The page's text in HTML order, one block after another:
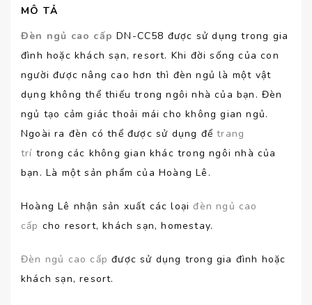
MÔ TẢ
Đèn ngủ cao cấp DN-CC58 được sử dụng trong gia
đình hoặc khách sạn, resort. Khi đời sống của con
người được nâng cao hơn thì đèn ngủ là một vật
dụng không thể thiếu trong ngôi nhà của bạn. Đèn
ngủ tạo cảm giác thoải mái cho không gian ngủ.
Ngoài ra đèn có thể được sử dụng đểtrang
trí trong các không gian khác trong ngôi nhà của
bạn. Là một sản phẩm của Hoàng Lê.
Hoàng Lê nhận sản xuất các loạiđèn ngủ cao
cấp cho resort, khách sạn, homestay.
Đèn ngủ cao cấp được sử dụng trong gia đình hoặc
khách sạn, resort.